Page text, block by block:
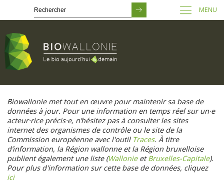
contenu
principal
MENU
Biowallonie met tout en œuvre pour maintenir sa base de
données à jour. Pour une information en temps réel sur un·e
acteur·rice précis·e, n’hésitez pas à consulter les sites
internet des organismes de contrôle ou le site de la
Commission européenne avec l'outil Traces. À titre
d’information, la Région wallonne et la Région bruxelloise
publient également une liste (WallonieetBruxelles-Capitale).
Pour plus d'information sur cette base de données, cliquez
ici